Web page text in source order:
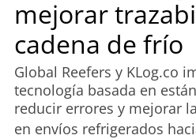
Podcast
Actualidad
Entretención
Economía
mejorar
cadena de frío
Global Reefers y KLog.co
tecnología basada en
reducir errores y mejorar
en envíos refrigerados